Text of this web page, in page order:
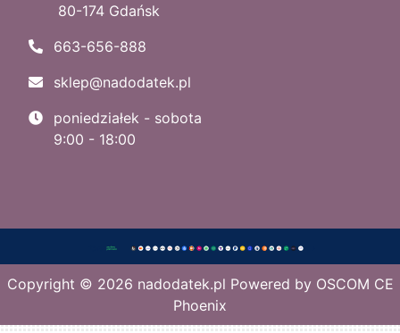
80-174 Gdańsk
663-656-888
sklep@nadodatek.pl
poniedziałek - sobota
9:00 - 18:00
Copyright © 2026 nadodatek.pl Powered by OSCOM CE
Phoenix